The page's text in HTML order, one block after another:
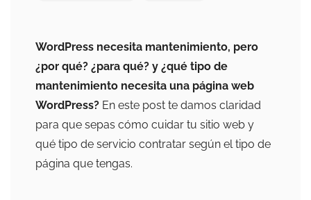
WordPress necesita mantenimiento, pero
¿por qué? ¿para qué? y ¿qué tipo de
mantenimiento necesita una página web
WordPress? En este post te damos claridad
para que sepas cómo cuidar tu sitio web y
qué tipo de servicio contratar según el tipo de
página que tengas.